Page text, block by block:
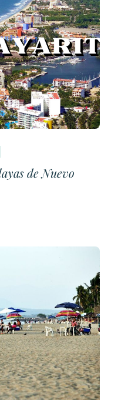
de Nuevo